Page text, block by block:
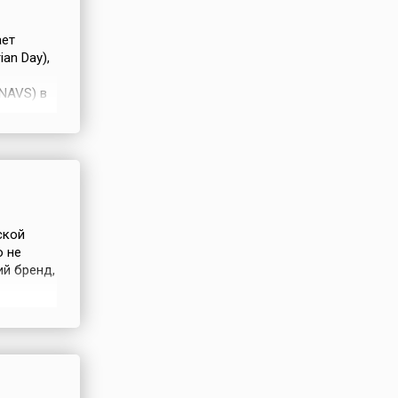
от 7
Day),
в
не
бренд,